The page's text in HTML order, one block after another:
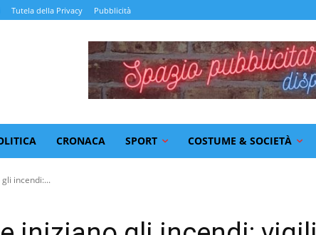
Tutela della Privacy Pubblicità
CRONACA SPORT COSTUME & SOCIETÀ
incendi:...